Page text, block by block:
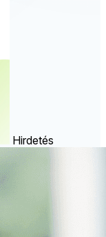
Hirdetés